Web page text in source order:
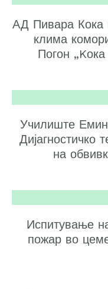
АД Пивара Кока
клима
Погон
Училиште
Дијагностичко
на
Испитување
пожар во